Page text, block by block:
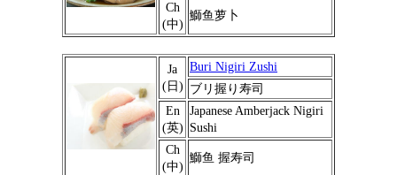
Ch
(中)
鰤鱼萝卜
Ja
(日)
Buri Nigiri Zushi
ブリ握り寿司
En
(英)
Japanese Amberjack Nigiri
Sushi
Ch
(中)
鰤鱼 握寿司